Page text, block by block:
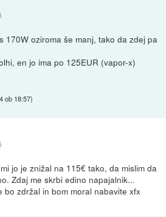
170W oziroma še manj, tako da zdej pa
en jo ima po 125EUR (vapor-x)
ob 18:57)
jo je znižal na 115€ tako, da mislim da
Zdaj me skrbi edino napajalnik...
bo zdržal in bom moral nabavite xfx